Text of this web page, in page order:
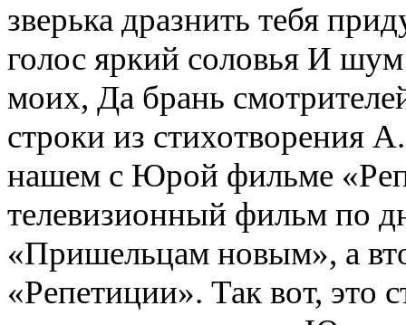
зверька дразнить тебя
голос яркий соловья И
моих, Да брань
строки из стихотворения
нашем с Юрой фильме
телевизионный фильм по
«Пришельцам новым», а
«Репетиции». Так вот, это